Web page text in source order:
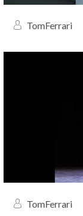
TomFerrari
TomFerrari